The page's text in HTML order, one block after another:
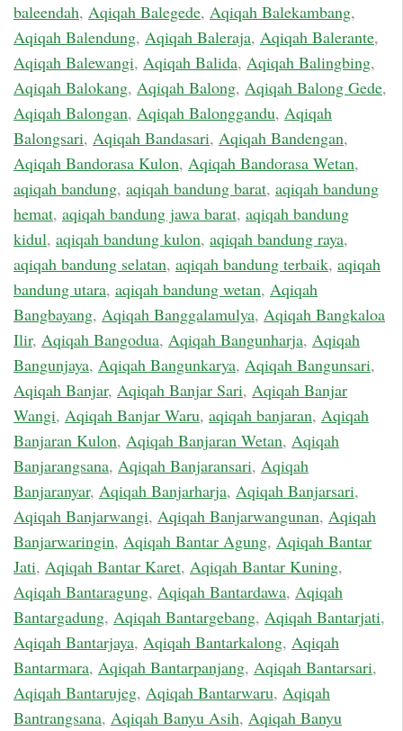
baleendah, Aqiqah Balegede, Aqiqah Balekambang,
Aqiqah Balendung, Aqiqah Baleraja, Aqiqah Balerante,
Aqiqah Balewangi, Aqiqah Balida, Aqiqah Balingbing,
Aqiqah Balokang, Aqiqah Balong, Aqiqah Balong Gede,
Aqiqah Balongan, Aqiqah Balonggandu, Aqiqah
Balongsari, Aqiqah Bandasari, Aqiqah Bandengan,
Aqiqah Bandorasa Kulon, Aqiqah Bandorasa Wetan,
aqiqah bandung, aqiqah bandung barat, aqiqah bandung
hemat, aqiqah bandung jawa barat, aqiqah bandung
kidul, aqiqah bandung kulon, aqiqah bandung raya,
aqiqah bandung selatan, aqiqah bandung terbaik, aqiqah
bandung utara, aqiqah bandung wetan, Aqiqah
Bangbayang, Aqiqah Banggalamulya, Aqiqah Bangkaloa
Ilir, Aqiqah Bangodua, Aqiqah Bangunharja, Aqiqah
Bangunjaya, Aqiqah Bangunkarya, Aqiqah Bangunsari,
Aqiqah Banjar, Aqiqah Banjar Sari, Aqiqah Banjar
Wangi, Aqiqah Banjar Waru, aqiqah banjaran, Aqiqah
Banjaran Kulon, Aqiqah Banjaran Wetan, Aqiqah
Banjarangsana, Aqiqah Banjaransari, Aqiqah
Banjaranyar, Aqiqah Banjarharja, Aqiqah Banjarsari,
Aqiqah Banjarwangi, Aqiqah Banjarwangunan, Aqiqah
Banjarwaringin, Aqiqah Bantar Agung, Aqiqah Bantar
Jati, Aqiqah Bantar Karet, Aqiqah Bantar Kuning,
Aqiqah Bantaragung, Aqiqah Bantardawa, Aqiqah
Bantargadung, Aqiqah Bantargebang, Aqiqah Bantarjati,
Aqiqah Bantarjaya, Aqiqah Bantarkalong, Aqiqah
Bantarmara, Aqiqah Bantarpanjang, Aqiqah Bantarsari,
Aqiqah Bantarujeg, Aqiqah Bantarwaru, Aqiqah
Bantrangsana, Aqiqah Banyu Asih, Aqiqah Banyu